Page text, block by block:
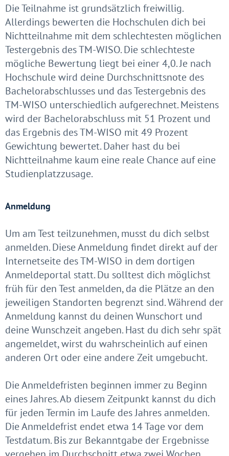
Die Teilnahme ist grundsätzlich freiwillig.
Allerdings bewerten die Hochschulen dich bei
Nichtteilnahme mit dem schlechtesten möglichen
Testergebnis des TM-WISO. Die schlechteste
mögliche Bewertung liegt bei einer 4,0. Je nach
Hochschule wird deine Durchschnittsnote des
Bachelorabschlusses und das Testergebnis des
TM-WISO unterschiedlich aufgerechnet. Meistens
wird der Bachelorabschluss mit 51 Prozent und
das Ergebnis des TM-WISO mit 49 Prozent
Gewichtung bewertet. Daher hast du bei
Nichtteilnahme kaum eine reale Chance auf eine
Studienplatzzusage.
Anmeldung
Um am Test teilzunehmen, musst du dich selbst
anmelden. Diese Anmeldung findet direkt auf der
Internetseite des TM-WISO in dem dortigen
Anmeldeportal statt. Du solltest dich möglichst
früh für den Test anmelden, da die Plätze an den
jeweiligen Standorten begrenzt sind. Während der
Anmeldung kannst du deinen Wunschort und
deine Wunschzeit angeben. Hast du dich sehr spät
angemeldet, wirst du wahrscheinlich auf einen
anderen Ort oder eine andere Zeit umgebucht.
Die Anmeldefristen beginnen immer zu Beginn
eines Jahres. Ab diesem Zeitpunkt kannst du dich
für jeden Termin im Laufe des Jahres anmelden.
Die Anmeldefrist endet etwa 14 Tage vor dem
Testdatum. Bis zur Bekanntgabe der Ergebnisse